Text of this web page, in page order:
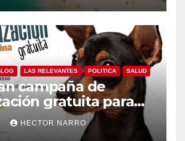
LAS RELEVANTES POLITICA SALUD
campaña de
gratuita para
gatos en San José
HECTOR NARRO